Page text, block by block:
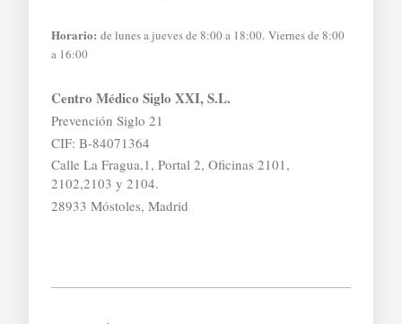
Horario: de lunes a jueves de 8:00 a 18:00. Viernes de 8:00
a 16:00
Centro Médico Siglo XXI, S.L.
Prevención Siglo 21
CIF: B-84071364
Calle La Fragua,1, Portal 2, Oficinas 2101,
2102,2103 y 2104.
28933 Móstoles, Madrid